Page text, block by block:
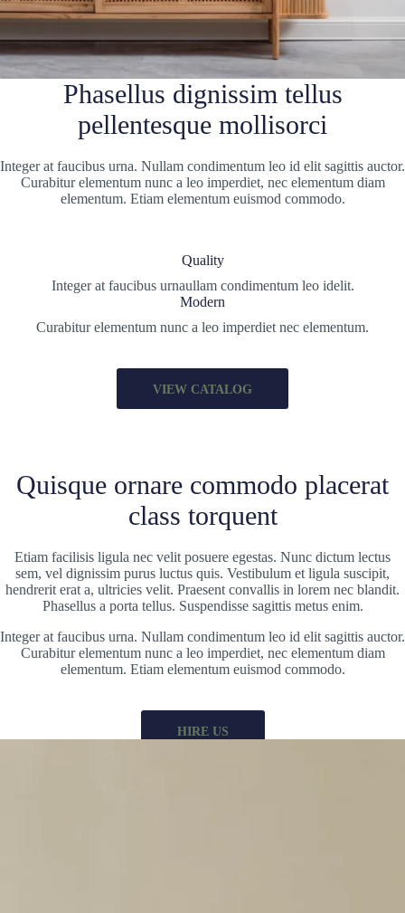
Phasellus dignissim tellus
pellentesque mollisorci
Integer at faucibus urna. Nullam condimentum leo id elit sagittis auctor.
Curabitur elementum nunc a leo imperdiet, nec elementum diam
elementum. Etiam elementum euismod commodo.
Quality
Integer at faucibus urnaullam condimentum leo idelit.
Modern
Curabitur elementum nunc a leo imperdiet nec elementum.
VIEW CATALOG
Quisque ornare commodo placerat
class torquent
Etiam facilisis ligula nec velit posuere egestas. Nunc dictum lectus
sem, vel dignissim purus luctus quis. Vestibulum et ligula suscipit,
hendrerit erat a, ultricies velit. Praesent convallis in lorem nec blandit.
Phasellus a porta tellus. Suspendisse sagittis metus enim.
Integer at faucibus urna. Nullam condimentum leo id elit sagittis auctor.
Curabitur elementum nunc a leo imperdiet, nec elementum diam
elementum. Etiam elementum euismod commodo.
HIRE US